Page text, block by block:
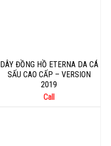
DÂY ĐỒNG HỒ ETERNA DA CÁ
SẤU CAO CẤP – VERSION
2019
Call